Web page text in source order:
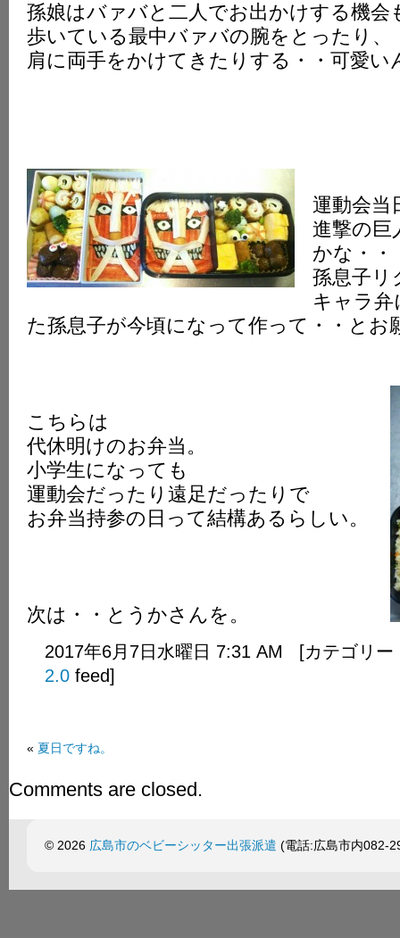
孫娘はバァバと二人でお出かけする機会
歩いている最中バァバの腕をとったり、
肩に両手をかけてきたりする・・可愛い
運動会当
進撃の
かな・・
孫息子リ
キャラ
た孫息子が今頃になって作って・・とお
こちらは
代休明けのお弁当。
小学生になっても
運動会だったり遠足だったりで
お弁当持参の日って結構あるらしい。
次は・・とうかさんを。
2017年6月7日水曜日 7:31 AM [カテゴリー
2.0 feed]
« 夏日ですね。
Comments are closed.
© 2026 広島市のベビーシッター出張派遣 (電話:広島市内082-